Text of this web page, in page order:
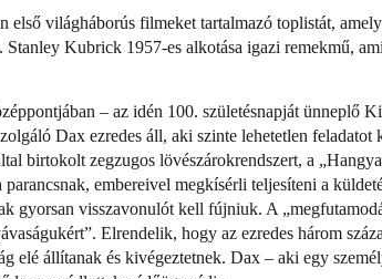
első világháborús filmeket tartalmazó toplistát,
Kubrick 1957-es alkotása igazi remekmű,
– az idén 100. születésnapját ünneplő
Dax ezredes áll, aki szinte lehetetlen
birtokolt zegzugos lövészárokrendszert, a
embereivel megkísérli teljesíteni a
gyorsan visszavonulót kell fújniuk. A
Elrendelik, hogy az ezredes három
elé állítanak és kivégeztetnek. Dax – aki egy